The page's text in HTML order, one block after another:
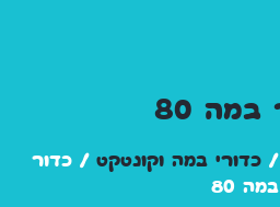
80
/כדורי במה וקונטקט / כדור
במה 80